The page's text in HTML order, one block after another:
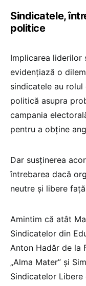
Sindicatele,
politice
Implicarea liderilor
evidențiază o
sindicatele au
politică asupra
campania
pentru a obține
Dar susținerea
întrebarea dacă
neutre și libere
Amintim că atât
Sindicatelor din
Anton Hadăr de la
„Alma Mater” și
Sindicatelor